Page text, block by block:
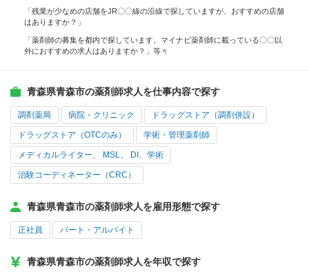
「残業が少なめの店舗をJR〇〇線の沿線で探していますが、おすすめの店舗
はありますか？」
「薬剤師の募集を都内で探しています。マイナビ薬剤師に載っている〇〇以
外におすすめの求人はありますか？」等々
青森県青森市の薬剤師求人を仕事内容で探す
調剤薬局 病院・クリニック ドラッグストア（調剤併設）
ドラッグストア（OTCのみ） 学術・管理薬剤師
メディカルライター、 MSL、 DI、学術
治験コーディネーター（CRC）
青森県青森市の薬剤師求人を雇用形態で探す
正社員 パート・アルバイト
青森県青森市の薬剤師求人を年収で探す